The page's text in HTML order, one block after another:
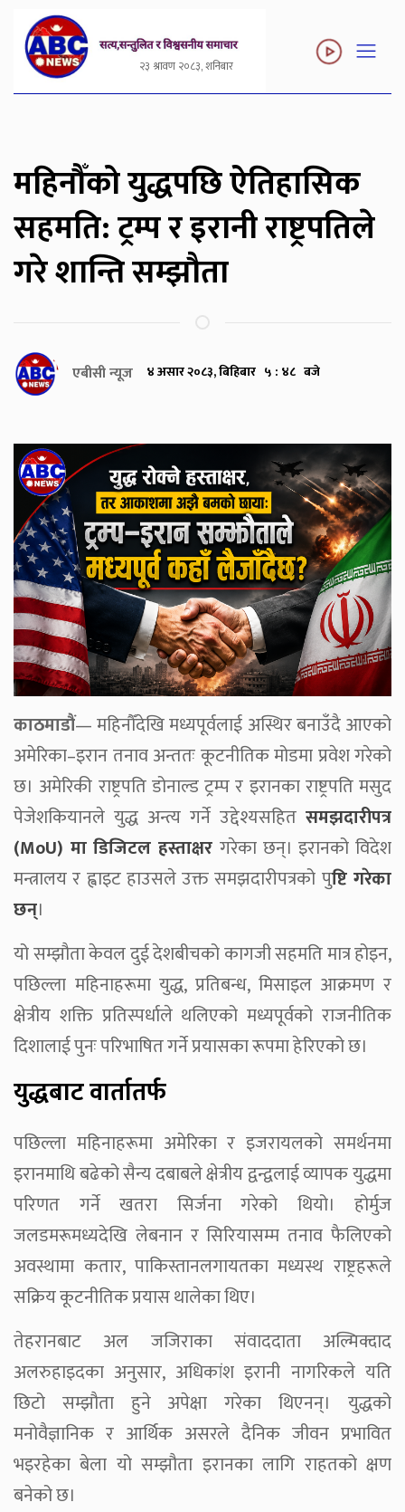
२३ श्रावण २०८३, शनिबार
महिनौँको युद्धपछि ऐतिहासिक
सहमति: ट्रम्प र इरानी राष्ट्रपतिले
गरे शान्ति सम्झौता
एबीसी न्यूज ४ असार २०८३, बिहिबार ५ : ४८ बजे
काठमाडौं— महिनौँदेखि मध्यपूर्वलाई अस्थिर बनाउँदै आएको
अमेरिका–इरान तनाव अन्ततः कूटनीतिक मोडमा प्रवेश गरेको
छ। अमेरिकी राष्ट्रपति डोनाल्ड ट्रम्प र इरानका राष्ट्रपति मसुद
पेजेशकियानले युद्ध अन्त्य गर्ने उद्देश्यसहित समझदारीपत्र
(MoU) मा डिजिटल हस्ताक्षर गरेका छन्। इरानको विदेश
मन्त्रालय र ह्वाइट हाउसले उक्त समझदारीपत्रको पुष्टि गरेका
छन्।
यो सम्झौता केवल दुई देशबीचको कागजी सहमति मात्र होइन,
पछिल्ला महिनाहरूमा युद्ध, प्रतिबन्ध, मिसाइल आक्रमण र
क्षेत्रीय शक्ति प्रतिस्पर्धाले थलिएको मध्यपूर्वको राजनीतिक
दिशालाई पुनः परिभाषित गर्ने प्रयासका रूपमा हेरिएको छ।
युद्धबाट वार्तातर्फ
पछिल्ला महिनाहरूमा अमेरिका र इजरायलको समर्थनमा
इरानमाथि बढेको सैन्य दबाबले क्षेत्रीय द्वन्द्वलाई व्यापक युद्धमा
परिणत गर्ने खतरा सिर्जना गरेको थियो। होर्मुज
जलडमरूमध्यदेखि लेबनान र सिरियासम्म तनाव फैलिएको
अवस्थामा कतार, पाकिस्तानलगायतका मध्यस्थ राष्ट्रहरूले
सक्रिय कूटनीतिक प्रयास थालेका थिए।
तेहरानबाट अल जजिराका संवाददाता अल्मिक्दाद
अलरुहाइदका अनुसार, अधिकांश इरानी नागरिकले यति
छिटो सम्झौता हुने अपेक्षा गरेका थिएनन्। युद्धको
मनोवैज्ञानिक र आर्थिक असरले दैनिक जीवन प्रभावित
भइरहेका बेला यो सम्झौता इरानका लागि राहतको क्षण
बनेको छ।